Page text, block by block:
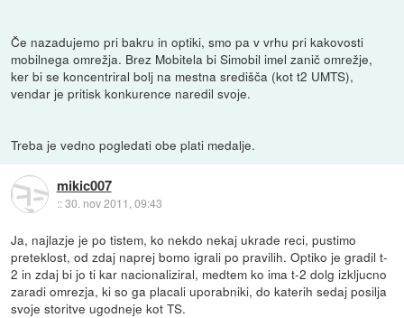
Če nazadujemo pri bakru in optiki, smo pa v vrhu pri kakovosti
mobilnega omrežja. Brez Mobitela bi Simobil imel zanič omrežje,
ker bi se koncentriral bolj na mestna središča (kot t2 UMTS),
vendar je pritisk konkurence naredil svoje.
Treba je vedno pogledati obe plati medalje.
mikic007
::30. nov 2011, 09:43
Ja, najlazje je po tistem, ko nekdo nekaj ukrade reci, pustimo
preteklost, od zdaj naprej bomo igrali po pravilih. Optiko je gradil t-
2 in zdaj bi jo ti kar nacionaliziral, medtem ko ima t-2 dolg izkljucno
zaradi omrezja, ki so ga placali uporabniki, do katerih sedaj posilja
svoje storitve ugodneje kot TS.